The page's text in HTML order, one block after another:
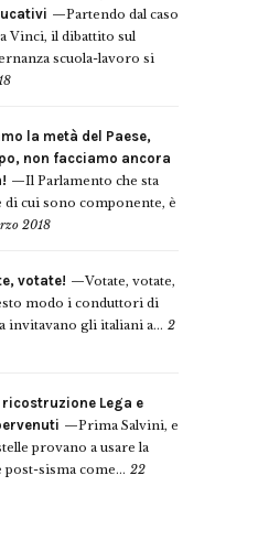
Partendo dal caso
Vinci, il dibattito sul
scuola-lavoro si
la metà del Paese,
non facciamo ancora
Il Parlamento che sta
di cui sono componente, è
2018
votate!
Votate, votate,
modo i conduttori di
invitavano gli italiani a... 2
Lega e
Prima Salvini, e
provano a usare la
sisma come... 22